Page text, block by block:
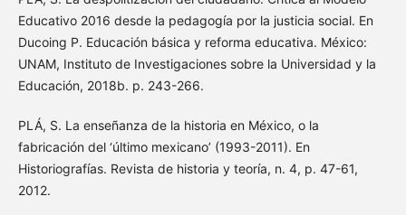
Educativo 2016 desde la pedagogía por la justicia social. En
Ducoing P. Educación básica y reforma educativa. México:
UNAM, Instituto de Investigaciones sobre la Universidad y la
Educación, 2018b. p. 243-266.
PLÁ, S. La enseñanza de la historia en México, o la
fabricación del ‘último mexicano’ (1993-2011). En
Historiografías. Revista de historia y teoría, n. 4, p. 47-61,
2012.